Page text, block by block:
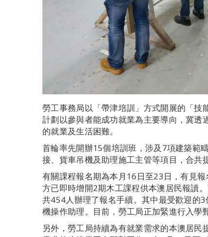
勞工事務局以「帶津培訓」方式開展的「技
計劃以參與者能成功就業為主要導向，冀
的就業及生活困難。
首輪率先開辦15個培訓班，涉及7項建築範
接、貨車吊機及助理施工主管等項目，合共
有關課程報名期為本月16日至23日，有見
方已即時增開2期木工課程供本澳居民報讀
共454人辦理了報名手續。其中最受歡迎的
機操作助理。目前，勞工局正加緊進行入學
另外，勞工局持續為有就業需求的本澳居